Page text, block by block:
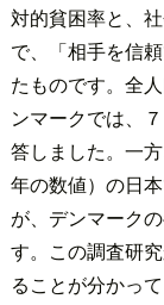
対的貧困率と、
で、「相手を信
たものです。全
ンマークでは、
答しました。一
年の数値）の日
が、デンマーク
す。この調査研
ることが分かって